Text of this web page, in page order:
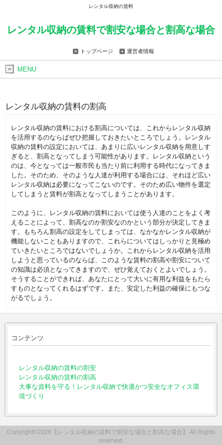
レンタル収納の賃料
レンタル収納の賃料で割安な場合と割高な場合
トップページ 運営者情報
MENU
レンタル収納の賃料の割高
レンタル収納の賃料における割高については、これからレンタル収納
を活用するのならばぜひ把握しておきたいところでしょう。レンタル
収納の賃料の設定においては、あまりに広いレンタル収納を用意しす
ぎると、割高となってしまう可能性があります。レンタル収納という
のは、今となっては一般市民も当たり前に利用する時代になってきま
した。そのため、そのような人達が利用する場合には、それほど広い
レンタル収納は必要になってこないのです。そのため広い物件を選定
してしまうと賃料が割高となってしまうことがあります。
このように、レンタル収納の賃料においては使う人達のことをよく考
えることによって、割高なのか割安なのかという部分が決定してきま
す。もちろん割高の設定をしてしまっては、なかなかレンタル収納が
機能しないこともありますので、これらについてはしっかりと見極め
ていきたいところではないでしょうか。これからレンタル収納を活用
しようと思っているのならば、このような賃料の割高や割安について
の知識は必須となってきますので、ぜひ覚えておくとよいでしょう。
そうすることができれば、あなたにとって大いに有用な利益をもたら
すものとなってくれるはずです。また、安定した利益の確保にもつな
がるでしょう。
コンテンツ
レンタル収納の賃料の割安
レンタル収納の賃料の割高
大事な資料を守る！レンタル収納で快適かつ安全なオフィス環
境づくり
Copyright©2026【レンタル収納の賃料で割安な場合と割高な場合】 All Rights
reserved.